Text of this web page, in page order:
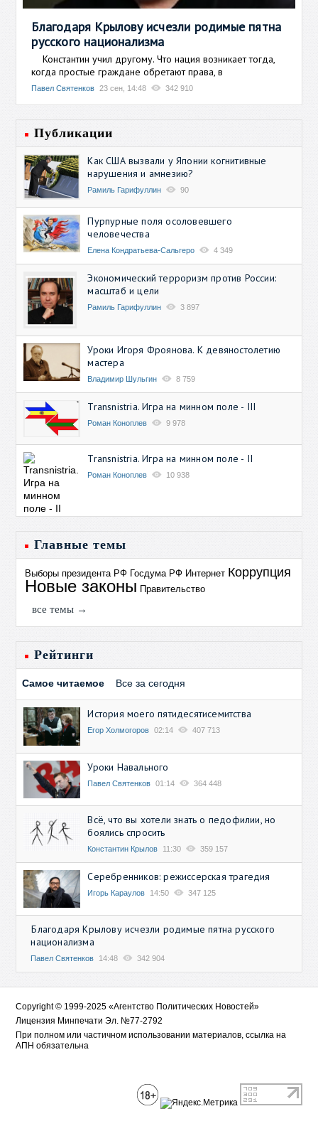
Благодаря Крылову исчезли родимые пятна
русского национализма
Константин учил другому. Что нация возникает тогда,
когда простые граждане обретают права, в
Павел Святенков 23 сен, 14:48 342 910
Публикации
Как США вызвали у Японии когнитивные
нарушения и амнезию?
Рамиль Гарифуллин 90
Пурпурные поля осоловевшего
человечества
Елена Кондратьева-Сальгеро 4 349
Экономический терроризм против России:
масштаб и цели
Рамиль Гарифуллин 3 897
Уроки Игоря Фроянова. К девяностолетию
мастера
Владимир Шульгин 8 759
Transnistria. Игра на минном поле - III
Роман Коноплев 9 978
Transnistria. Игра на минном поле - II
Роман Коноплев 10 938
Главные темы
Выборы президента РФ Госдума РФ Интернет Коррупция
Новые законы Правительство
все темы →
Рейтинги
Самое читаемое Все за сегодня
История моего пятидесятисемитства
Егор Холмогоров 02:14 407 713
Уроки Навального
Павел Святенков 01:14 364 448
Всё, что вы хотели знать о педофилии, но
боялись спросить
Константин Крылов 11:30 359 157
Серебренников: режиссерская трагедия
Игорь Караулов 14:50 347 125
Благодаря Крылову исчезли родимые пятна русского
национализма
Павел Святенков 14:48 342 904
Copyright © 1999-2025 «Агентство Политических Новостей»
Лицензия Минпечати Эл. №77-2792
При полном или частичном использовании материалов, ссылка на
АПН обязательна